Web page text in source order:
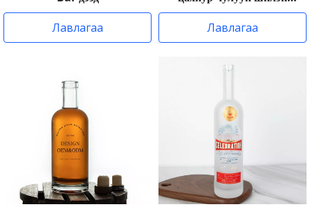
Лавлагаа
архины шил баар дээд үйсэн
Лавлагаа